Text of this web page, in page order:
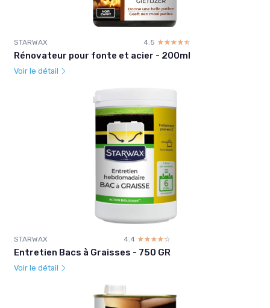
STARWAX 4.5 ☆☆☆☆☆
★★★★★
Rénovateur pour fonte et acier - 200ml
Voir le détail
STARWAX 4.4 ☆☆☆☆☆
★★★★★
Entretien Bacs à Graisses - 750 GR
Voir le détail